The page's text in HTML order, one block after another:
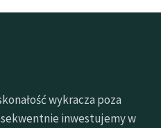
wykracza poza
inwestujemy w